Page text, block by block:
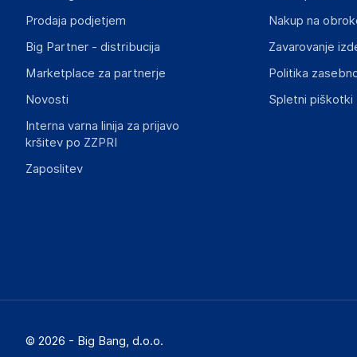
Prodaja podjetjem
Big Partner - distribucija
Marketplace za partnerje
Novosti
Interna varna linija za prijavo
kršitev po ZZPRI
Zaposlitev
Nakup na
Zavarovanje
Politika
Spletni piškotki
© 2026 - Big Bang, d.o.o.